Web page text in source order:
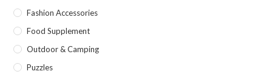
Fashion Accessories
Food Supplement
Outdoor & Camping
Puzzles